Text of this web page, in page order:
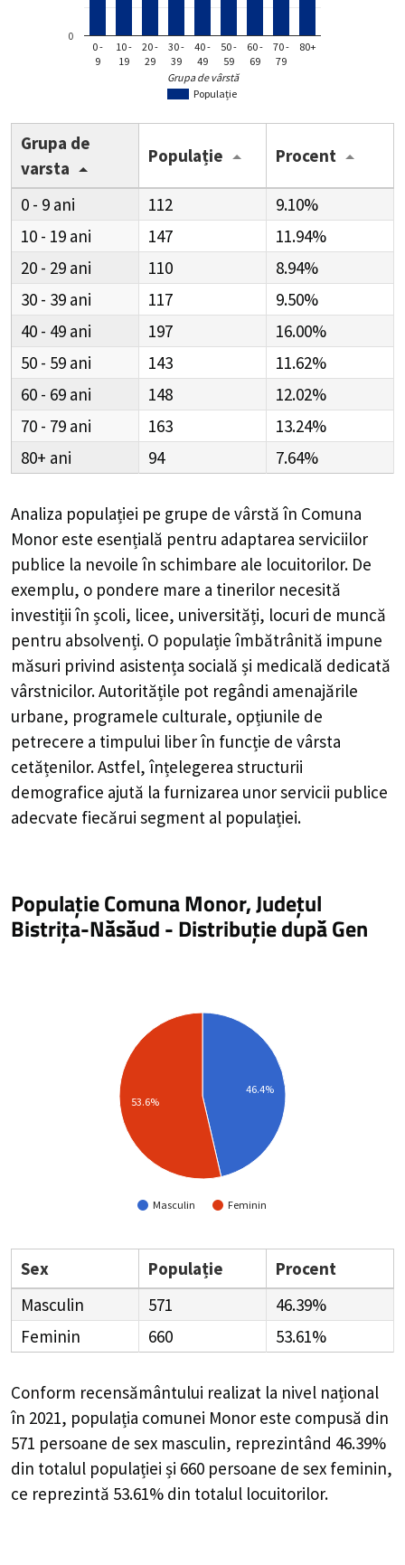
Populație
0 -
9
10 -
19
20 -
29
30 -
39
40 -
49
50 -
59
60 -
69
70 -
79
80+
0
Grupa de vârstă
Grupa de
varsta
Populație Procent
0 - 9 112
9.10%
10 - 19
147
11.94%
20 - 29
110
8.94%
30 - 39
117
9.50%
40 - 49
197
16.00%
50 - 59
143
11.62%
60 - 69
148
12.02%
70 - 79
163
13.24%
80+
94 7.64%
Analiza populației pe grupe de vârstă în Comuna
Monor este esențială pentru adaptarea serviciilor
publice la nevoile în schimbare ale locuitorilor. De
exemplu, o pondere mare a tinerilor necesită
investiții în școli, licee, universități, locuri de muncă
pentru absolvenți. O populație îmbătrânită impune
măsuri privind asistența socială și medicală dedicată
vârstnicilor. Autoritățile pot regândi amenajările
urbane, programele culturale, opțiunile de
petrecere a timpului liber în funcție de vârsta
cetățenilor. Astfel, înțelegerea structurii
demografice ajută la furnizarea unor servicii publice
adecvate fiecărui segment al populației.
Populație Comuna Monor, Județul
Bistrița-Năsăud-Distribuțiedupă Gen
Masculin Feminin
46.4%
53.6%
Sex Populație
Procent
Masculin
571
46.39%
Feminin
660 53.61%
Conform recensământului realizat la nivel național
în 2021, populația comunei Monor este compusă din
571 persoane de sex masculin, reprezintând 46.39%
din totalul populației și 660 persoane de sex feminin,
ce reprezintă 53.61% din totalul locuitorilor.